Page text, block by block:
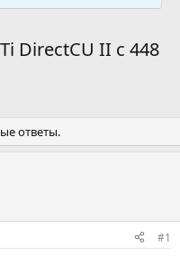
DirectCU II с 448
ответы.
#1